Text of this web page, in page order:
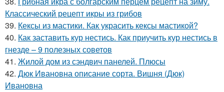
Классический рецепт икры из грибов
39. Кексы из мастики. Как украсить кексы мастикой?
40. Как заставить кур нестись. Как приучить кур нестись в
гнезде – 9 полезных советов
41. Жилой дом из сэндвич панелей. Плюсы
42. Дюк Ивановна описание сорта. Вишня (Дюк)
Ивановна